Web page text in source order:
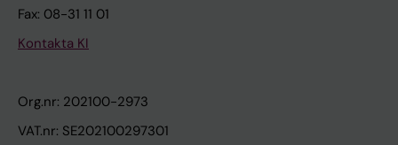
Fax: 08-31 11 01
Kontakta KI
Org.nr: 202100-2973
VAT.nr: SE202100297301